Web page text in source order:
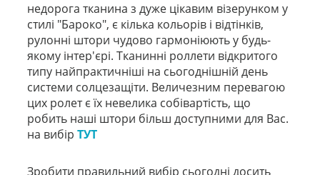
недорога тканина з дуже цікавим візерунком у
стилі "Бароко", є кілька кольорів і відтінків,
рулонні штори чудово гармоніюють у будь-
якому інтер'єрі. Тканинні роллети відкритого
типу найпрактичніші на сьогоднішній день
системи солцезащіти. Величезним перевагою
цих ролет є їх невелика собівартість, що
робить наші штори більш доступними для Вас.
на вибір ТУТ
Зробити правильний вибір сьогодні досить